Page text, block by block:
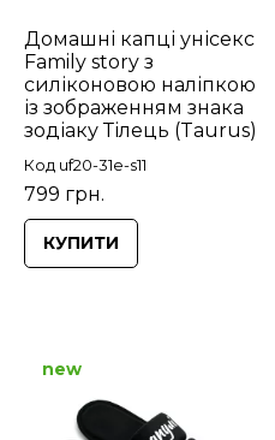
Домашні капці унісекс
Family story з
силіконовою наліпкою
із зображенням знака
зодіаку Тілець (Taurus)
Код uf20-31e-s11
799 грн.
КУПИТИ
new